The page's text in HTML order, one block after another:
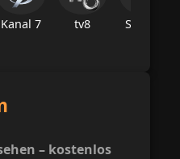
Kanal 7 tv8 Star Tv
– kostenlos